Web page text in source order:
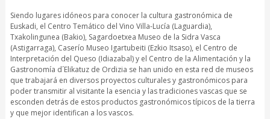
Siendo lugares idóneos para conocer la cultura gastronómica de
Euskadi, el Centro Temático del Vino Villa-Lucía (Laguardia),
Txakolingunea (Bakio), Sagardoetxea Museo de la Sidra Vasca
(Astigarraga), Caserío Museo Igartubeiti (Ezkio Itsaso), el Centro de
Interpretación del Queso (Idiazabal) y el Centro de la Alimentación y la
Gastronomía d´Elikatuz de Ordizia se han unido en esta red de museos
que trabajará en diversos proyectos culturales y gastronómicos para
poder transmitir al visitante la esencia y las tradiciones vascas que se
esconden detrás de estos productos gastronómicos típicos de la tierra
y que mejor identifican a los vascos.